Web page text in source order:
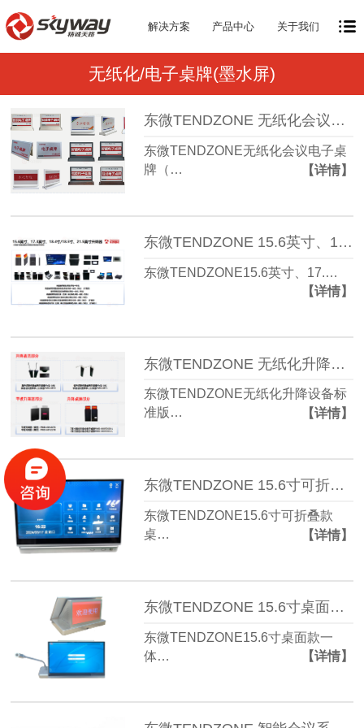
解决方案 产品中心 关于我们
无纸化/电子桌牌(墨水屏)
东微TENDZONE 无纸化会议电子桌牌（PMD系列、DW系列）
东微TENDZONE无纸化会议电子桌
牌（…
【详情】
东微TENDZONE 15.6英寸、17.3英寸、18.4寸/18.5寸、21.5英寸升降器
东微TENDZONE15.6英寸、17.…
【详情】
东微TENDZONE 无纸化升降设备
东微TENDZONE无纸化升降设备标
准版…
【详情】
东微TENDZONE 15.6寸可折叠款桌面一体机 PMD-6015ZCS-P
东微TENDZONE15.6寸可折叠款
桌…
【详情】
东微TENDZONE 15.6寸桌面款一体机 PMD-6015MPCS-P、PMD-6015MCS-P
东微TENDZONE15.6寸桌面款一
体…
【详情】